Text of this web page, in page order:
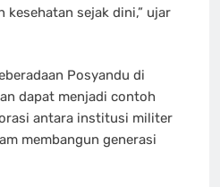
kesehatan sejak dini,” ujar
Posyandu di
dapat menjadi contoh
antara institusi militer
membangun generasi